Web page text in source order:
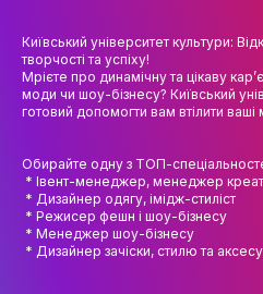
ОСВІТНЯ
ОСВІТНІ
ПРАКТИКА
СИЛАБУСИ
НАУКА
Київський університет культури:
творчості та успіху!
Мрієте про динамічну та цікаву
моди чи шоу-бізнесу? Київський
готовий допомогти вам втілити ваші
Обирайте одну з ТОП-
* Івент-менеджер, менеджер
* Дизайнер одягу, імідж-стиліст
* Режисер фешн і шоу-бізнесу
* Менеджер шоу-бізнесу
* Дизайнер зачіски, стилю та